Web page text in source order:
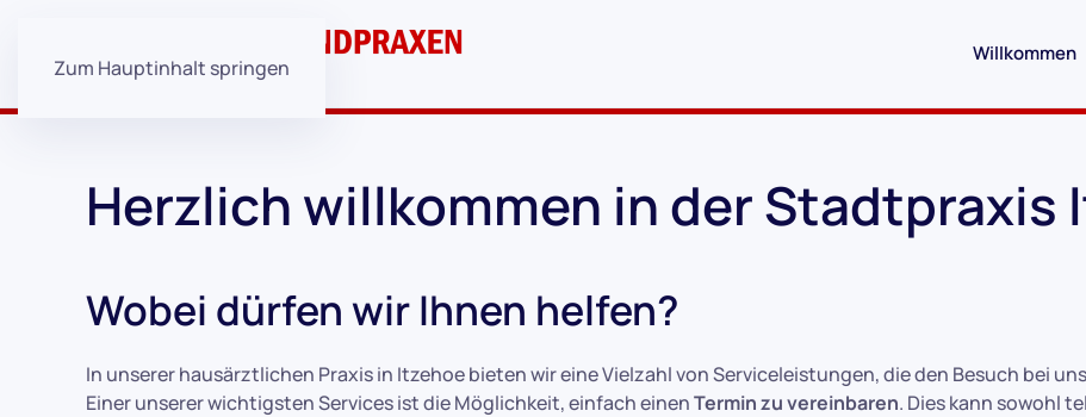
Zum Hauptinhalt springen
Willkommen
Herzlich willkommen in der Stadtpraxis
Wobei dürfen wir Ihnen helfen?
In unserer hausärztlichen Praxis in Itzehoe bieten wir eine Vielzahl von Serviceleistungen, die den Besuch bei
Einer unserer wichtigsten Services ist die Möglichkeit, einfach einenTermin zu vereinbaren. Dies kann sowohl